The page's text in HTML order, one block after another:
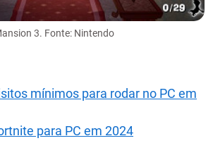
3. Fonte: Nintendo
mínimos para rodar no PC em
para PC em 2024